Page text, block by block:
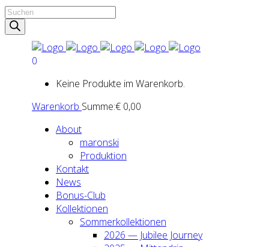
Products
search
0
Keine Produkte im Warenkorb.
Warenkorb Summe:€ 0,00
About
maron­ski
Pro­duk­ti­on
Kon­takt
News
Bonus-Club
Kol­lek­tio­nen
Som­mer­kol­lek­tio­nen
2026 — Jubi­lee Jour­ney